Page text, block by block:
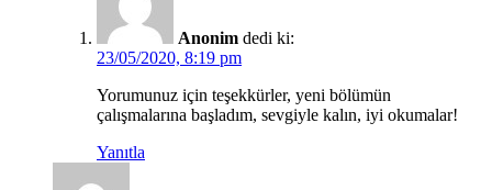
Anonim dedi ki:
23/05/2020, 8:19 pm
Yorumunuz için teşekkürler, yeni bölümün
çalışmalarına başladım, sevgiyle kalın, iyi okumalar!
Yanıtla